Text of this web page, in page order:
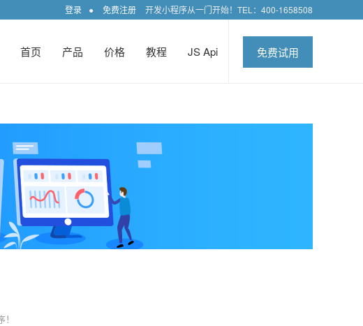
登录 ● 免费注册 开发小程序从一门开始！TEL：400-1658508
首页 产品 价格 教程 JS Api 免费试用